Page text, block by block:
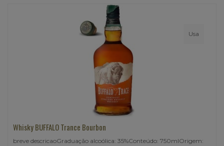
Usa
Whisky BUFFALO Trance Bourbon
breve descricaoGraduação alcoólica: 35%Conteúdo: 750mlOrigem: